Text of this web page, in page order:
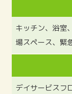
キッチン、浴室
場スペース、緊
デイサービスフ